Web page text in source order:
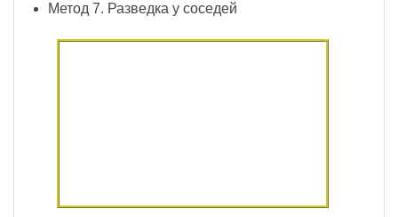
Метод 7. Разведка у соседей